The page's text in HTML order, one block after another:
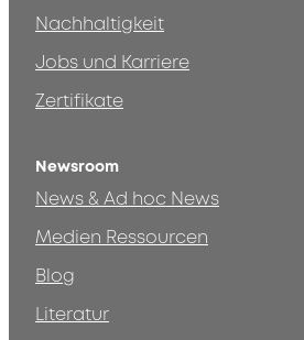
Nachhaltigkeit
Jobs und Karriere
Zertifikate
Newsroom
News & Ad hoc News
Medien Ressourcen
Blog
Literatur